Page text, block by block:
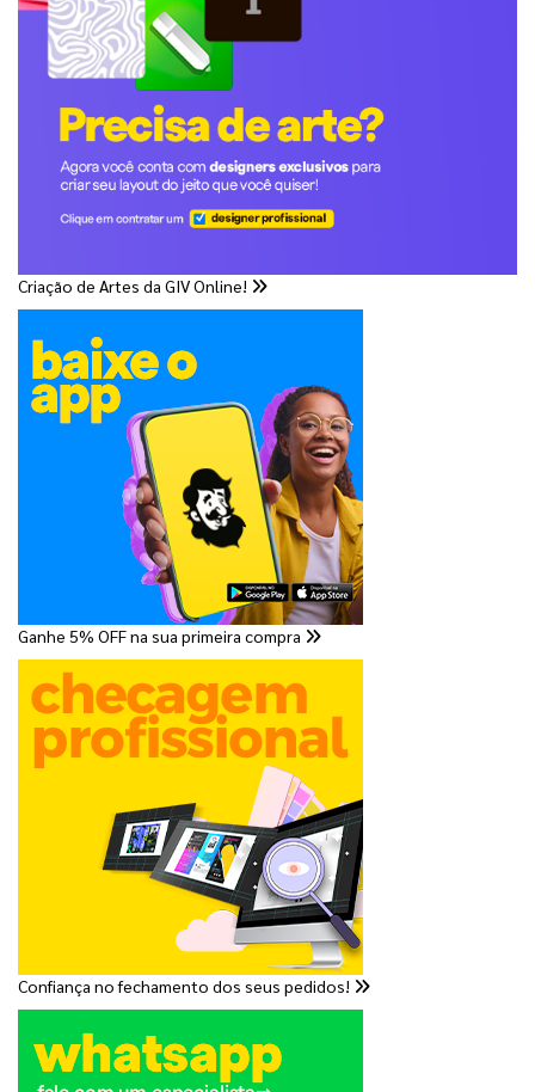
Criação de Artes da GIV Online!
Ganhe 5% OFF na sua primeira compra
Confiança no fechamento dos seus pedidos!